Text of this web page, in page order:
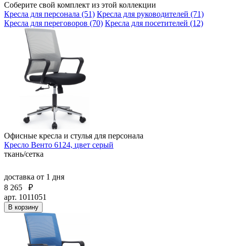
Соберите свой комплект из этой коллекции
Кресла для персонала (51) Кресла для руководителей (71)
Кресла для переговоров (70) Кресла для посетителей (12)
Офисные кресла и стулья для персонала
Кресло Венто 6124, цвет серый
ткань/сетка
доставка от 1 дня
8 265
₽
арт. 1011051
В корзину